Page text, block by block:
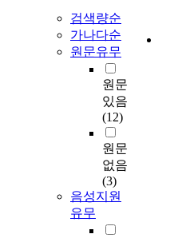
검색량순
가나다순
원문유무
원문
있음
(12)
원문
없음
(3)
음성지원
유무